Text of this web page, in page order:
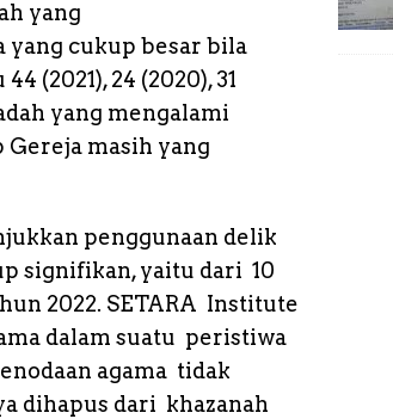
yang
yang cukup besar bila
(2021), 24 (2020), 31
yang mengalami
Gereja masih yang
penggunaan delik
signifikan, yaitu dari 10
2022. SETARA Institute
dalam suatu peristiwa
agama tidak
dihapus dari khazanah